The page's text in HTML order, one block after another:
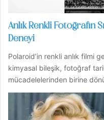
Anlık Renkli Fotoğrafın
Deneyi
Polaroid’in renkli anlık filmi
kimyasal bileşik, fotoğraf
mücadelelerinden birine